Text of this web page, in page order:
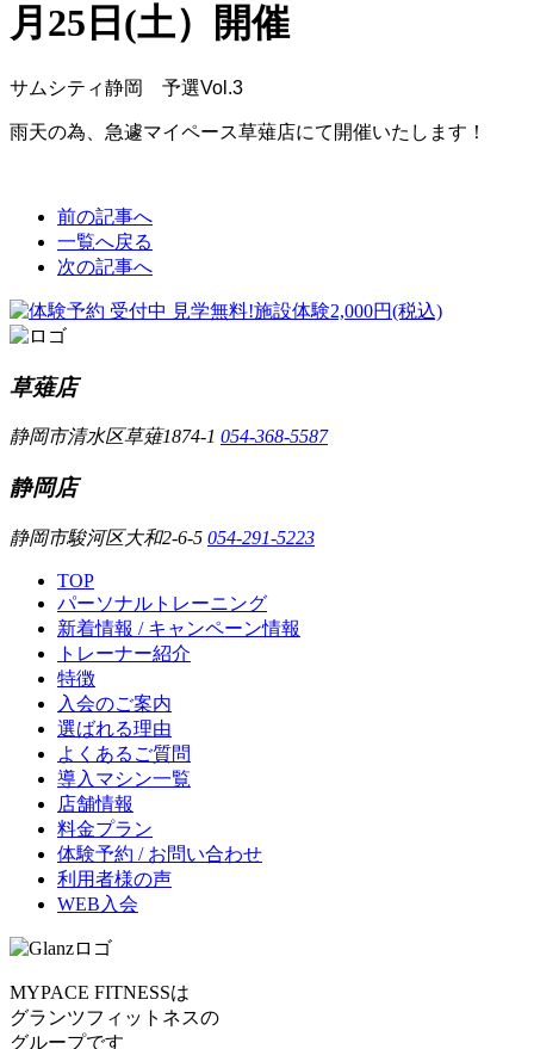
月25日(土）開催
サムシティ静岡 予選Vol.3
雨天の為、急遽マイペース草薙店にて開催いたします！
前の記事へ
一覧へ戻る
次の記事へ
草薙店
静岡市清水区草薙1874-1 054-368-5587
静岡店
静岡市駿河区大和2-6-5 054-291-5223
TOP
パーソナルトレーニング
新着情報 / キャンペーン情報
トレーナー紹介
特徴
入会のご案内
選ばれる理由
よくあるご質問
導入マシン一覧
店舗情報
料金プラン
体験予約 / お問い合わせ
利用者様の声
WEB入会
MYPACE FITNESSは
グランツフィットネスの
グループです